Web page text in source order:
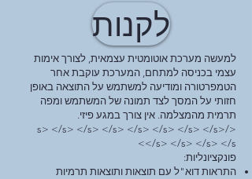
לקנות
למעשה מערכת אוטומטית עצמאית, לצורך אימות
עצמי בכניסה למתחם, המערכת עוקבת אחר
הטמפרטורה ומודיעה למשתמש על התוצאה באופן
חזותי על המסך לצד תמונה של המשתמש ומפה
תרמית מהמצלמה. אין צורך במגע פיזי.
</s> </s> </s> </s> </s> </s> </s> </s>
</s> </s> </s> </s>
פונקציונליות:
התראות דוא"ל עם תוצאות ותוצאות תרמיות